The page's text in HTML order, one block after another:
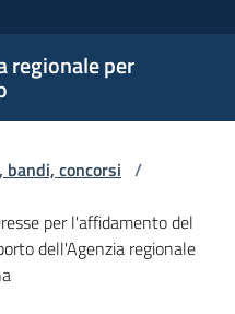
regionale per
bandi, concorsi /
per l'affidamento del
dell'Agenzia regionale